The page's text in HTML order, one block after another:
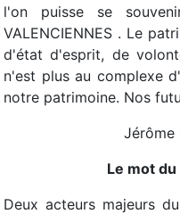
l'on puisse se
VALENCIENNES . Le
d'état d'esprit, de
n'est plus au complexe
notre patrimoine. Nos
Jérôme
Le mot
Deux acteurs majeurs